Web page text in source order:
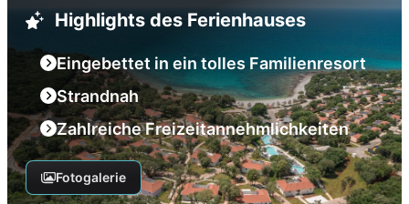
Highlights des Ferienhauses
Eingebettet in ein tolles Familienresort
Strandnah
Zahlreiche Freizeitannehmlichkeiten
Fotogalerie